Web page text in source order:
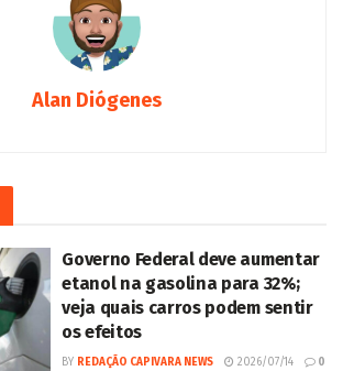
Alan Diógenes
Governo Federal deve aumentar
etanol na gasolina para 32%;
veja quais carros podem sentir
os efeitos
BY REDAÇÃO CAPIVARA NEWS 2026/07/14 0